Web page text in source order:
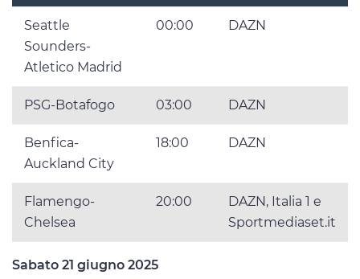
Seattle
Sounders-
Atletico Madrid
00:00 DAZN
PSG-Botafogo 03:00 DAZN
Benfica-
Auckland City
18:00 DAZN
Flamengo-
Chelsea
20:00
DAZN, Italia 1 e
Sportmediaset.it
Sabato 21 giugno 2025